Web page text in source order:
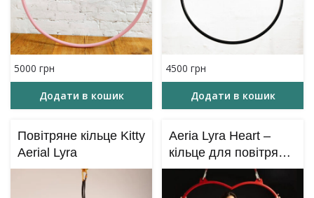
5000 грн
Додати в кошик
4500 грн
Додати в кошик
Повітряне кільце Kitty
Aerial Lyra
Aeria Lyra Heart –
кільце для повітряної
гімнастики – Сердце